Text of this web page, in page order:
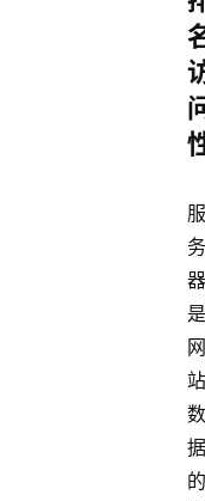
服
务
器
是
网
站
数
据
的